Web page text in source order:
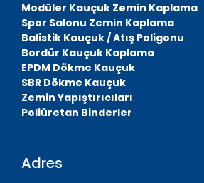
Modüler Kauçuk Zemin Kaplama
Spor Salonu Zemin Kaplama
Balistik Kauçuk / Atış Poligonu
Bordür Kauçuk Kaplama
EPDM Dökme Kauçuk
SBR Dökme Kauçuk
Zemin Yapıştırıcıları
Poliüretan Binderler
Adres